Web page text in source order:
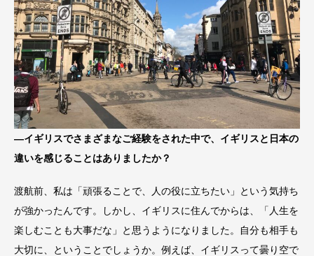
―イギリスでさまざまなご経験をされた中で、イギリスと日本の
違いを感じることはありましたか？
渡航前、私は「頑張ることで、人の役に立ちたい」という気持ち
が強かったんです。しかし、イギリスに住んでからは、「人生を
楽しむことも大事だな」と思うようになりました。自分も相手も
大切に、ということでしょうか。例えば、イギリスって曇り空で